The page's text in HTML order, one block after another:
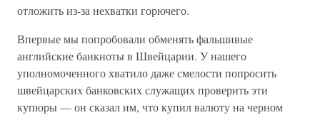
отложить из-за нехватки горючего.
Впервые мы попробовали обменять фальшивые
английские банкноты в Швейцарии. У нашего
уполномоченного хватило даже смелости попросить
швейцарских банковских служащих проверить эти
купюры — он сказал им, что купил валюту на черном